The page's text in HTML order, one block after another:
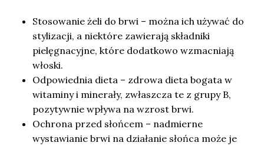
Stosowanie żeli do brwi – można ich używać do
stylizacji, a niektóre zawierają składniki
pielęgnacyjne, które dodatkowo wzmacniają
włoski.
Odpowiednia dieta – zdrowa dieta bogata w
witaminy i minerały, zwłaszcza te z grupy B,
pozytywnie wpływa na wzrost brwi.
Ochrona przed słońcem – nadmierne
wystawianie brwi na działanie słońca może je